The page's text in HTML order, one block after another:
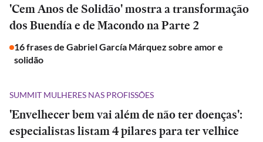
'Cem Anos de Solidão' mostra a transformação
dos Buendía e de Macondo na Parte 2
16 frases de Gabriel García Márquez sobre amor e
solidão
SUMMIT MULHERES NAS PROFISSÕES
'Envelhecer bem vai além de não ter doenças':
especialistas listam 4 pilares para ter velhice